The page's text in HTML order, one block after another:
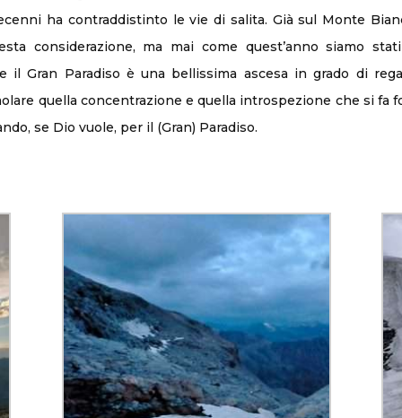
ha contraddistinto le vie di salita. Già sul Monte
considerazione, ma mai come quest’anno siamo
il Gran Paradiso è una bellissima ascesa in grado di
quella concentrazione e quella introspezione che si fa
se Dio vuole, per il (Gran) Paradiso.